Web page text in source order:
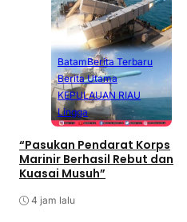
BatamBerita Terbaru
Berita Utama
KEPULAUAN RIAU
Lingga
“Pasukan Pendarat Korps
Marinir Berhasil Rebut dan
Kuasai Musuh”
4 jam lalu